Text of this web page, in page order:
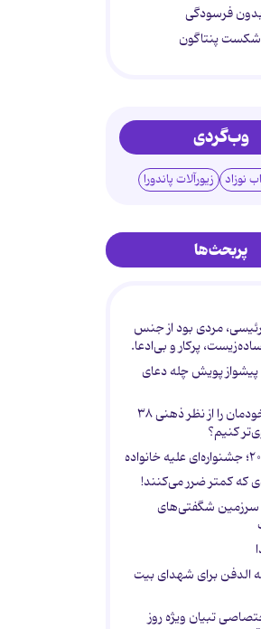
فرسودگی
پنتاگون
وب‌گردی
نوزاد زیورآلات پاندورا
پربحث‌ها
مردی بود از جنس
پرکار و بی‌ادعا.
پویش چله دعای
چطور خودمان را از نظر ذهنی ۳۸
کنیم؟
که کمتر ضرر می‌کنند!
سرزمین شگفتی‌های
الدفن برای شهدای بیت
تبیان ویژه روز